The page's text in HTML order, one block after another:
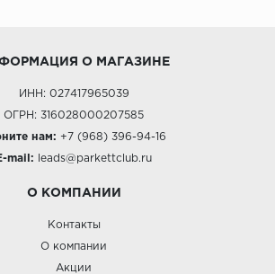
О МАГАЗИНЕ
ИНН: 027417965039
ОГРН: 316028000207585
нам: +7 (968) 396-94-16
mail: leads@parkettclub.ru
О КОМПАНИИ
Контакты
О компании
Акции